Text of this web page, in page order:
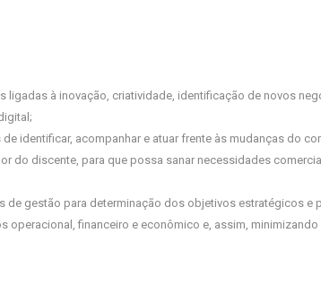
ligadas à inovação, criatividade, identificação de novos
identificar, acompanhar e atuar frente às mudanças do
do discente, para que possa sanar necessidades
de gestão para determinação dos objetivos estratégicos e
operacional, financeiro e econômico e, assim, minimizando